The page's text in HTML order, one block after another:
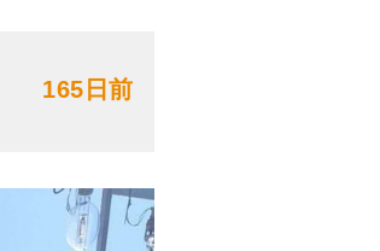
165日前